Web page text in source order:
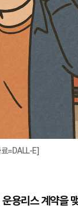
=DALL-E]
리스 계약을